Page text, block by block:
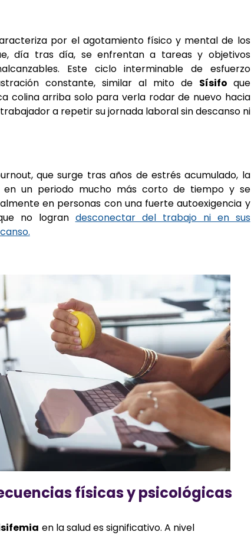
por el agotamiento físico y mental de los
día tras día, se enfrentan a tareas y objetivos
Este ciclo interminable de esfuerzo
constante, similar al mito de Sísifo que
colina arriba solo para verla rodar de nuevo hacia
a repetir su jornada laboral sin descanso ni
que surge tras años de estrés acumulado, la
en un periodo mucho más corto de tiempo y se
en personas con una fuerte autoexigencia y
no logran desconectar del trabajo ni en sus
físicas y psicológicas
en la salud es significativo. A nivel